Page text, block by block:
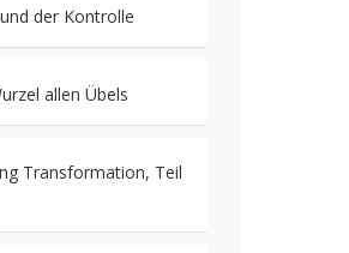
der Kontrolle
allen Übels
Transformation, Teil